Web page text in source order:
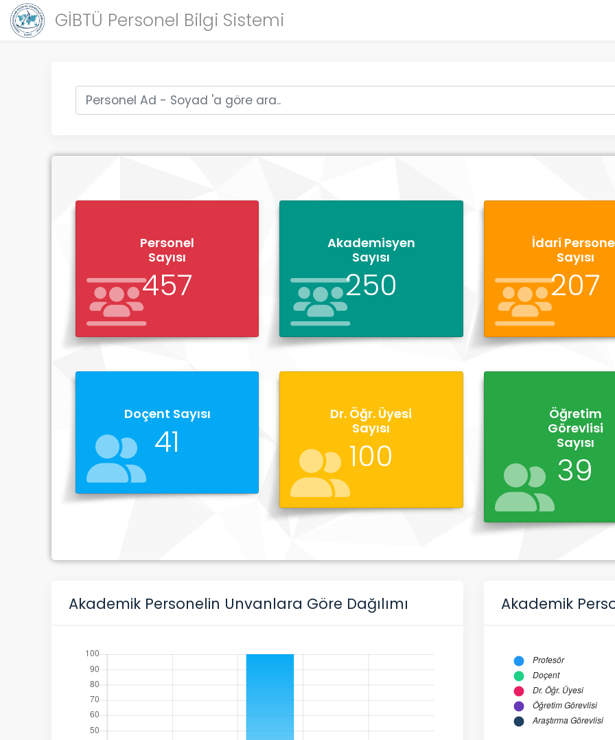
GİBTÜ Personel Bilgi Sistemi
Personel
Sayısı
457
Akademisyen
Sayısı
250
İdari
Sayısı
207
Doçent Sayısı
41
Dr. Öğr. Üyesi
Sayısı
100
Öğretim
Görevlisi
Sayısı
39
Akademik Personelin Unvanlara Göre Dağılımı Akademik